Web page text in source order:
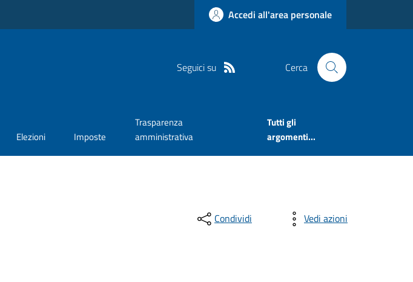
Accedi all'area personale
Seguici su Cerca
Elezioni Imposte
Trasparenza
amministrativa
Tutti gli
argomenti...
Condividi Vedi azioni